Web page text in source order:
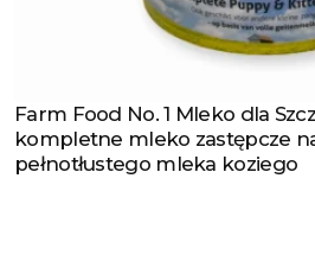
Zobacz produkt
Farm Food No. 1 Mleko dla
kompletne mleko zastępcze
pełnotłustego mleka koziego